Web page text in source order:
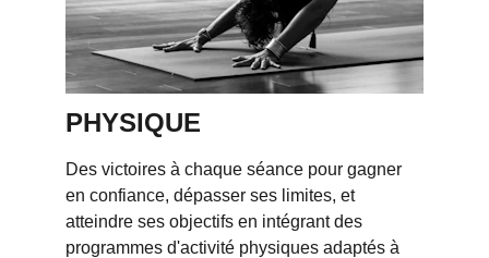
PHYSIQUE
Des victoires à chaque séance pour gagner
en confiance, dépasser ses limites, et
atteindre ses objectifs en intégrant des
programmes d'activité physiques adaptés à